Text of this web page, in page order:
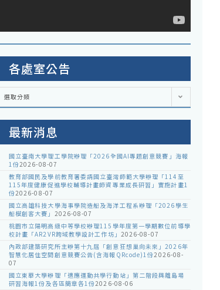
各處室公告
選取分類
最新消息
國立臺南大學理工學院辦理「2026全國AI專題創意競賽」海報
1份2026-08-07
教育部國民及學前教育署委請國立臺灣師範大學辦理「114至
115年度健康促進學校輔導計畫師資專業成長研習」實施計畫1
份2026-08-07
國立高雄科技大學海事學院造船及海洋工程系辦理「2026學生
船模創客大賽」 2026-08-07
桃園市立陽明高級中等學校辦理115學年度第一學期數位前導學
校計畫「AR2VR跨域教學設計工作坊」 2026-08-07
內政部建築研究所主辦第十九屆「創意狂想巢向未來」2026年
智慧化居住空間創意競賽公告(含海報QRcode)1份2026-08-
07
國立東華大學辦理「適應運動共學行動站」第二階段與離島場
研習海報1份及各區簡章各1份2026-08-06